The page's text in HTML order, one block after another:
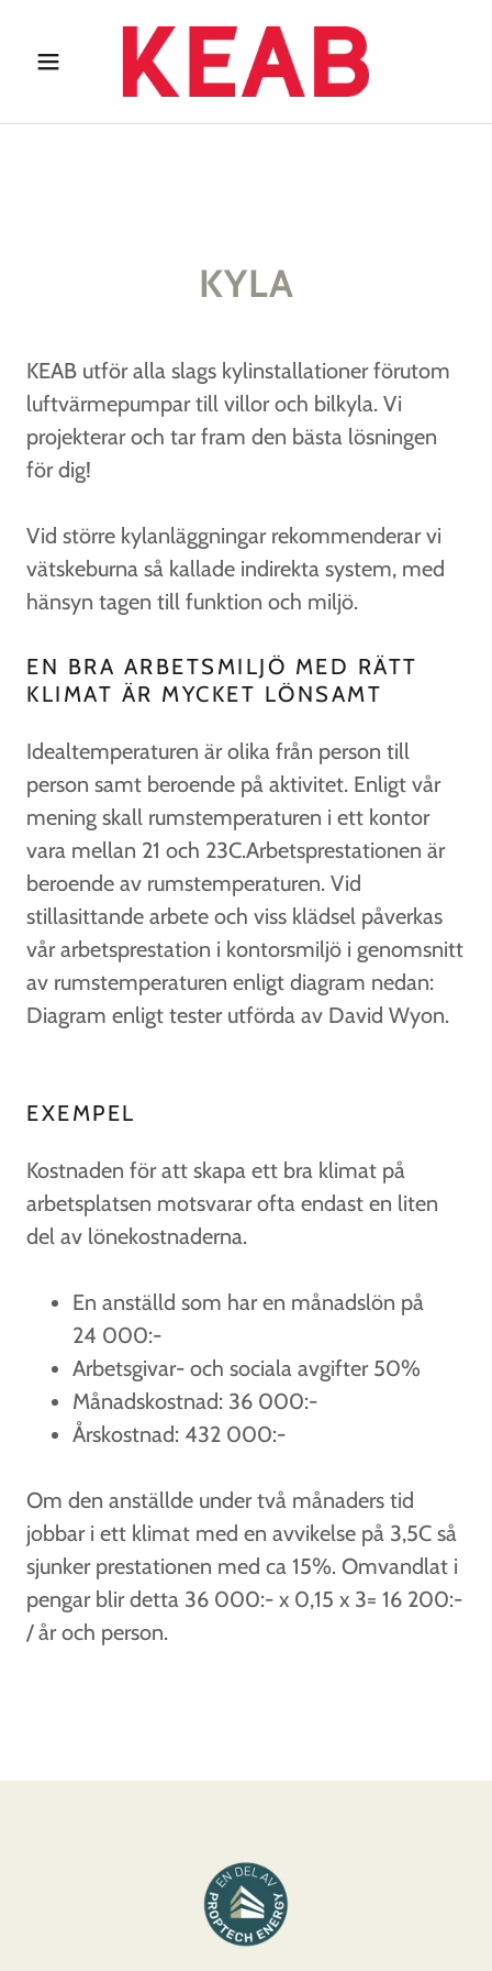
KYLA
KEAB utför alla slags kylinstallationer förutom
luftvärmepumpar till villor och bilkyla. Vi
projekterar och tar fram den bästa lösningen
för dig!
Vid större kylanläggningar rekommenderar vi
vätskeburna så kallade indirekta system, med
hänsyn tagen till funktion och miljö.
EN BRA ARBETSMILJÖ MED RÄTT
KLIMAT ÄR MYCKET LÖNSAMT
Idealtemperaturen är olika från person till
person samt beroende på aktivitet. Enligt vår
mening skall rumstemperaturen i ett kontor
vara mellan 21 och 23C.Arbetsprestationen är
beroende av rumstemperaturen. Vid
stillasittande arbete och viss klädsel påverkas
vår arbetsprestation i kontorsmiljö i genomsnitt
av rumstemperaturen enligt diagram nedan:
Diagram enligt tester utförda av David Wyon.
EXEMPEL
Kostnaden för att skapa ett bra klimat på
arbetsplatsen motsvarar ofta endast en liten
del av lönekostnaderna.
En anställd som har en månadslön på
24 000:-
Arbetsgivar- och sociala avgifter 50%
Månadskostnad: 36 000:-
Årskostnad: 432 000:-
Om den anställde under två månaders tid
jobbar i ett klimat med en avvikelse på 3,5C så
sjunker prestationen med ca 15%. Omvandlat i
pengar blir detta 36 000:- x 0,15 x 3= 16 200:-
/ år och person.